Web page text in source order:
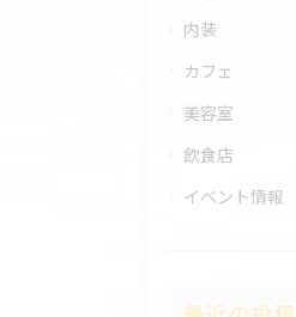
内装
カフェ
美容室
飲食店
イベント情報